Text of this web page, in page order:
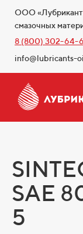
ООО
смазочных
8 (800) 302-64-
info@lubricants-
SAE
5